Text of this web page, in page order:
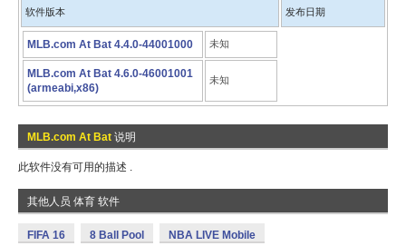
软件版本 发布日期
MLB.com At Bat 4.4.0-44001000 未知
MLB.com At Bat 4.6.0-46001001
(armeabi,x86)
未知
MLB.com At Bat 说明
此软件没有可用的描述 .
其他人员 体育 软件
FIFA 16 8 Ball Pool NBA LIVE Mobile